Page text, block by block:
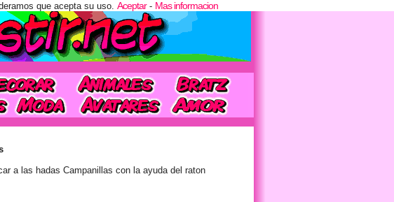
a las hadas Campanillas con la ayuda del raton
que acepta su uso. Aceptar- Mas informacion